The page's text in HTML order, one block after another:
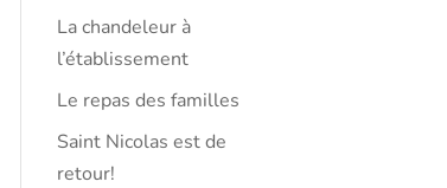
La chandeleur à
l’établissement
Le repas des familles
Saint Nicolas est de
retour!